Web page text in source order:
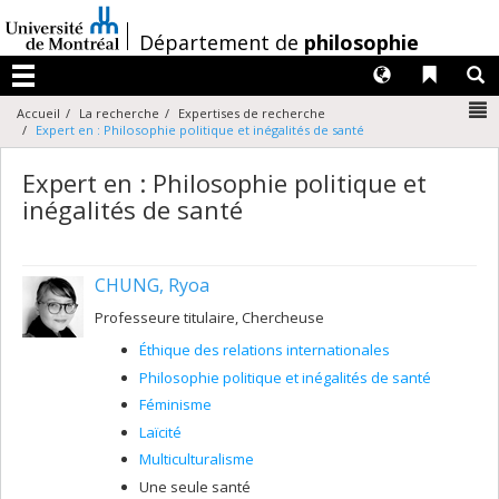
au
contenu
/Département de philosophie
Menu
Liens
Langues
Accueil La recherche
Expertises de recherche
Expert en : Philosophie politique et inégalités de santé
Expert en : Philosophie politique et
inégalités de santé
CHUNG, Ryoa
Professeure titulaire, Chercheuse
Éthique des relations internationales
Philosophie politique et inégalités de santé
Féminisme
Laïcité
Multiculturalisme
Une seule santé